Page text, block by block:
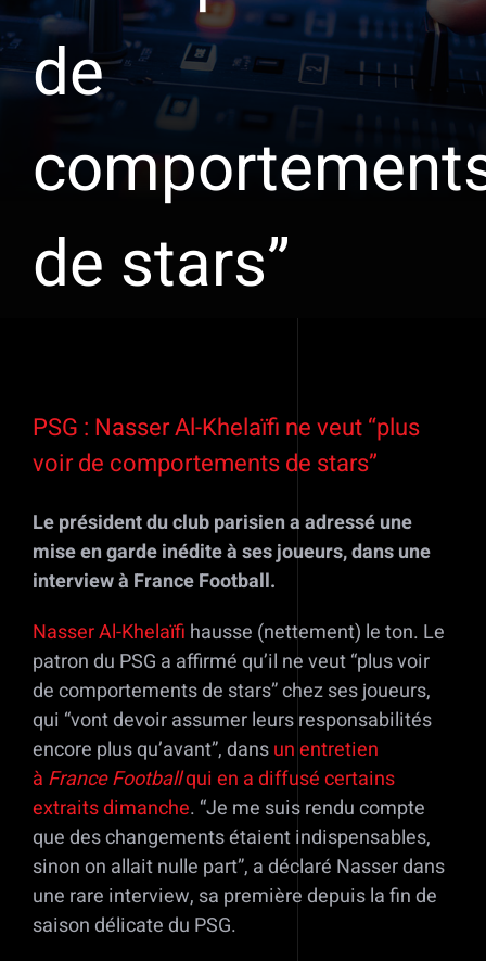
de
de stars”
l'image
agrandie
PSG : Nasser Al-Khelaïfi ne veut “plus
voir de comportements de stars”
Le président du club parisien a adressé une
mise en garde inédite à ses joueurs, dans une
interview à France Football.
Nasser Al-Khelaïfi hausse (nettement) le ton. Le
patron du PSG a affirmé qu’il ne veut “plus voir
de comportements de stars” chez ses joueurs,
qui “vont devoir assumer leurs responsabilités
encore plus qu’avant”, dansun entretien
à France Footballqui en a diffusé certains
extraits dimanche. “Je me suis rendu compte
que des changements étaient indispensables,
sinon on allait nulle part”, a déclaré Nasser dans
une rare interview, sa première depuis la fin de
saison délicate du PSG.